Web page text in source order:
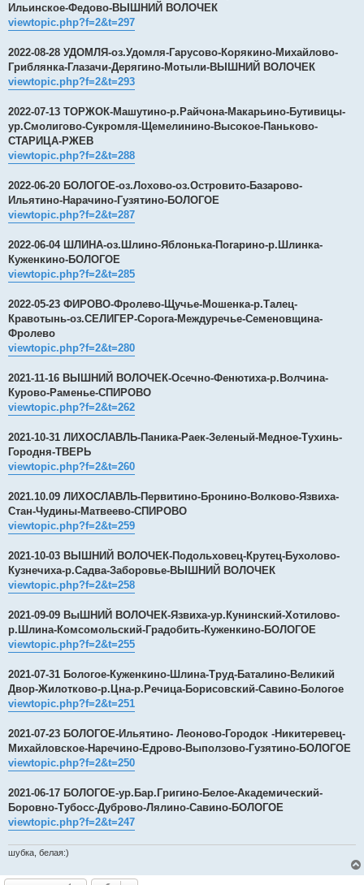
Ильинское-Федово-ВЫШНИЙ ВОЛОЧЕК
viewtopic.php?f=2&t=297
2022-08-28 УДОМЛЯ-оз.Удомля-Гарусово-Корякино-Михайлово-
Гриблянка-Глазачи-Дерягино-Мотыли-ВЫШНИЙ ВОЛОЧЕК
viewtopic.php?f=2&t=293
2022-07-13 ТОРЖОК-Машутино-р.Райчона-Макарьино-Бутивицы-
ур.Смолигово-Сукромля-Щемелинино-Высокое-Паньково-
СТАРИЦА-РЖЕВ
viewtopic.php?f=2&t=288
2022-06-20 БОЛОГОЕ-оз.Лохово-оз.Островито-Базарово-
Ильятино-Нарачино-Гузятино-БОЛОГОЕ
viewtopic.php?f=2&t=287
2022-06-04 ШЛИНА-оз.Шлино-Яблонька-Погарино-р.Шлинка-
Куженкино-БОЛОГОЕ
viewtopic.php?f=2&t=285
2022-05-23 ФИРОВО-Фролево-Щучье-Мошенка-р.Талец-
Кравотынь-оз.СЕЛИГЕР-Сорога-Междуречье-Семеновщина-
Фролево
viewtopic.php?f=2&t=280
2021-11-16 ВЫШНИЙ ВОЛОЧЕК-Осечно-Фенютиха-р.Волчина-
Курово-Раменье-СПИРОВО
viewtopic.php?f=2&t=262
2021-10-31 ЛИХОСЛАВЛЬ-Паника-Раек-Зеленый-Медное-Тухинь-
Городня-ТВЕРЬ
viewtopic.php?f=2&t=260
2021.10.09 ЛИХОСЛАВЛЬ-Первитино-Бронино-Волково-Язвиха-
Стан-Чудины-Матвеево-СПИРОВО
viewtopic.php?f=2&t=259
2021-10-03 ВЫШНИЙ ВОЛОЧЕК-Подольховец-Крутец-Бухолово-
Кузнечиха-р.Садва-Заборовье-ВЫШНИЙ ВОЛОЧЕК
viewtopic.php?f=2&t=258
2021-09-09 ВыШНИЙ ВОЛОЧЕК-Язвиха-ур.Кунинский-Хотилово-
р.Шлина-Комсомольский-Градобить-Куженкино-БОЛОГОЕ
viewtopic.php?f=2&t=255
2021-07-31 Бологое-Куженкино-Шлина-Труд-Баталино-Великий
Двор-Жилотково-р.Цна-р.Речица-Борисовский-Савино-Бологое
viewtopic.php?f=2&t=251
2021-07-23 БОЛОГОЕ-Ильятино- Леоново-Городок -Никитеревец-
Михайловское-Наречино-Едрово-Выползово-Гузятино-БОЛОГОЕ
viewtopic.php?f=2&t=250
2021-06-17 БОЛОГОЕ-ур.Бар.Григино-Белое-Академический-
Боровно-Тубосс-Дуброво-Лялино-Савино-БОЛОГОЕ
viewtopic.php?f=2&t=247
шубка, белая:)